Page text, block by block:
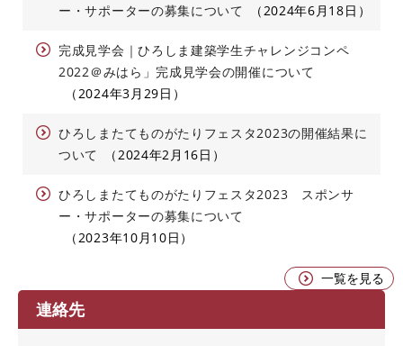
ー・サポーターの募集について
2024年6月18日
完成見学会｜ひろしま建築学生チャレンジコンペ
2022＠みはら」完成見学会の開催について
2024年3月29日
ひろしまたてものがたりフェスタ2023の開催結果に
ついて
2024年2月16日
ひろしまたてものがたりフェスタ2023 スポンサ
ー・サポーターの募集について
2023年10月10日
一覧を見る
連絡先